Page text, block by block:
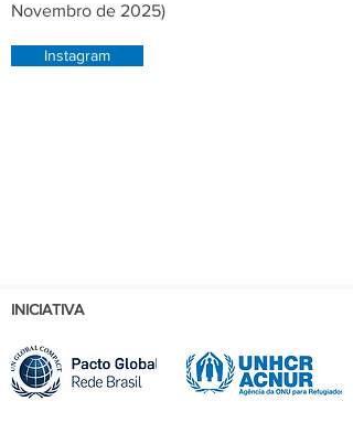
Novembro de 2025)
Instagram
INICIATIVA